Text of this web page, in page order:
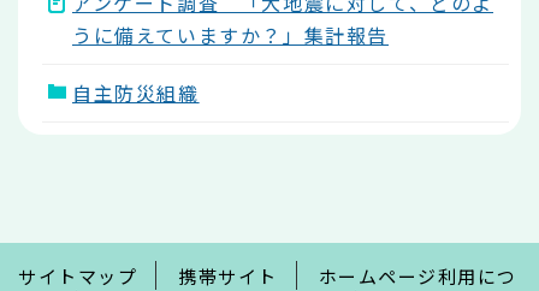
うに備えていますか？」集計報告
自主防災組織
で
サイトマップ 携帯サイト
ホームページ利用につ